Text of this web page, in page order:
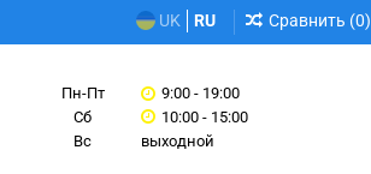
UK RU Сравнить (0)
Пн-Пт
Сб
Вс
9:00 - 19:00
10:00 - 15:00
выходной